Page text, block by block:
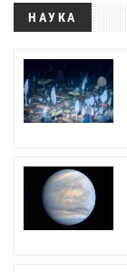
НАУКА